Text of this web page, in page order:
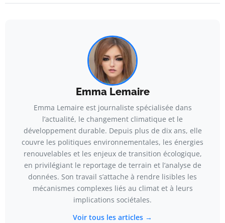
Emma Lemaire
Emma Lemaire est journaliste spécialisée dans
l’actualité, le changement climatique et le
développement durable. Depuis plus de dix ans, elle
couvre les politiques environnementales, les énergies
renouvelables et les enjeux de transition écologique,
en privilégiant le reportage de terrain et l’analyse de
données. Son travail s’attache à rendre lisibles les
mécanismes complexes liés au climat et à leurs
implications sociétales.
Voir tous les articles →